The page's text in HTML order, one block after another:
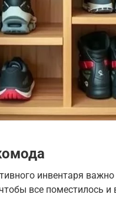
инвентаря
все поместилось